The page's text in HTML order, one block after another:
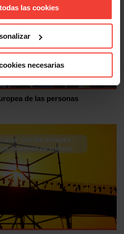
las cookies
necesarias
de las personas